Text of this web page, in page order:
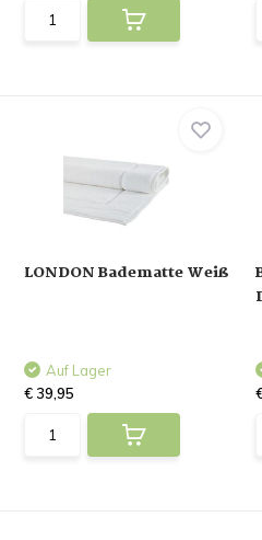
LONDON Badematte Weiß
Auf Lager
€ 39,95